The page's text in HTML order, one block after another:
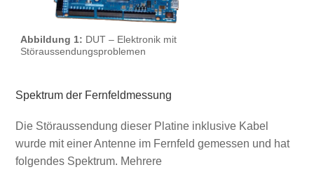
Abbildung 1: DUT – Elektronik mit
Störaussendungsproblemen
Spektrum der Fernfeldmessung
Die Störaussendung dieser Platine inklusive Kabel
wurde mit einer Antenne im Fernfeld gemessen und hat
folgendes Spektrum. Mehrere